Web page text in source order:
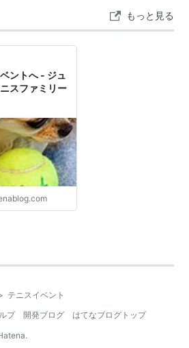
スンに来てる人たちを励ますよう
もっと見る
ントへ - ジュ
スファミリー
テニスイベント
プ 開発ブログ
はてなブログトップ